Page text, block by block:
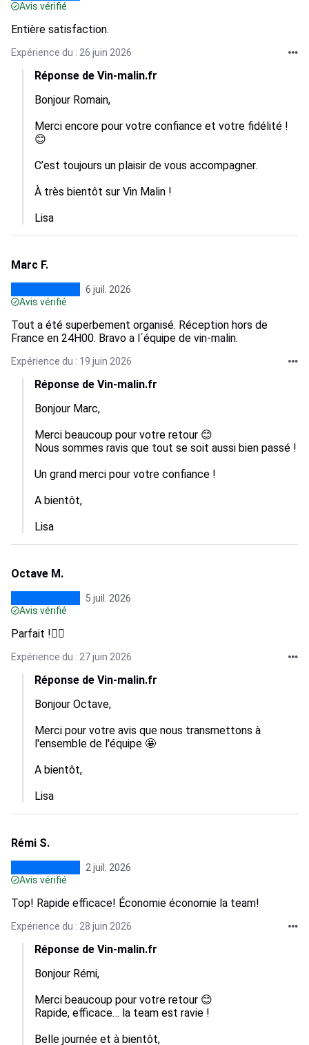
Avis vérifié
Entière satisfaction.
Expérience du : 26 juin 2026
Réponse de Vin-malin.fr
Bonjour Romain,
Merci encore pour votre confiance et votre fidélité !
😊
C’est toujours un plaisir de vous accompagner.
À très bientôt sur Vin Malin !
Lisa
Marc F.
6 juil. 2026
Avis vérifié
Tout a été superbement organisé. Réception hors de
France en 24H00. Bravo a l´équipe de vin-malin.
Expérience du : 19 juin 2026
Réponse de Vin-malin.fr
Bonjour Marc,
Merci beaucoup pour votre retour 😊
Nous sommes ravis que tout se soit aussi bien passé !
Un grand merci pour votre confiance !
A bientôt,
Lisa
Octave M.
5 juil. 2026
Avis vérifié
Parfait !👍🏻
Expérience du : 27 juin 2026
Réponse de Vin-malin.fr
Bonjour Octave,
Merci pour votre avis que nous transmettons à
l'ensemble de l'équipe 🤩
A bientôt,
Lisa
Rémi S.
2 juil. 2026
Avis vérifié
Top! Rapide efficace! Économie économie la team!
Expérience du : 28 juin 2026
Réponse de Vin-malin.fr
Bonjour Rémi,
Merci beaucoup pour votre retour 😊
Rapide, efficace… la team est ravie !
Belle journée et à bientôt,